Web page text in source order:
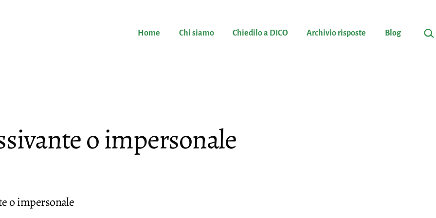
Home Chi siamo Chiedilo a DICO Archivio risposte Blog
o impersonale
o impersonale